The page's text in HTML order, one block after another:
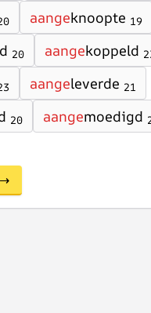
aangeknoopte 19
20 aangekoppeld
aangeleverde 21
20 aangemoedigd